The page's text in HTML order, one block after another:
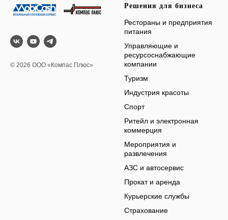
© 2026 ООО «Компас Плюс»
Решения для бизнеса
Рестораны и предприятия
питания
Управляющие и
ресурсоснабжающие
компании
Туризм
Индустрия красоты
Спорт
Ритейл и электронная
коммерция
Мероприятия и
развлечения
АЗС и автосервис
Прокат и аренда
Курьерские службы
Страхование